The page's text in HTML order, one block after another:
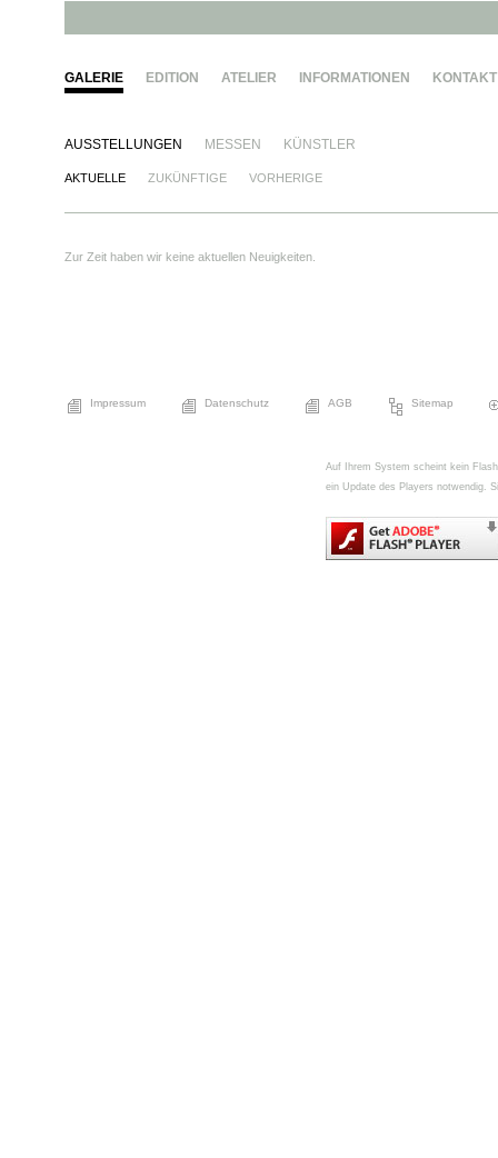
GALERIE EDITION ATELIER INFORMATIONEN KONTAKT
AUSSTELLUNGEN MESSEN KÜNSTLER
AKTUELLE ZUKÜNFTIGE VORHERIGE
Zur Zeit haben wir keine aktuellen Neuigkeiten.
Impressum Datenschutz AGB Sitemap
Auf Ihrem System scheint kein
ein Update des Players notwendig.